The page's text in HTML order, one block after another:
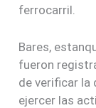
ferrocarril.
Bares,
fueron
de verificar la
ejercer las